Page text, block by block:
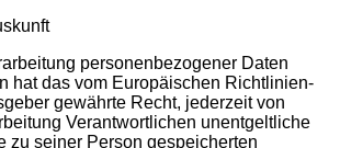
personenbezogener Daten
hat das vom Europäischen Richtlinien-
gewährte Recht, jederzeit von
Verantwortlichen unentgeltliche
zu seiner Person gespeicherten